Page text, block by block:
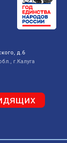
д.6
г.Калуга